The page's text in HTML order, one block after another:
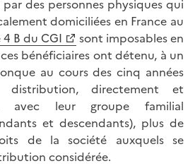
par des personnes physiques qui
domiciliées en France au
B du CGI
sont imposables en
bénéficiaires ont détenu, à un
au cours des cinq années
distribution, directement et
avec leur groupe familial
et descendants), plus de
de la société auxquels se
considérée.